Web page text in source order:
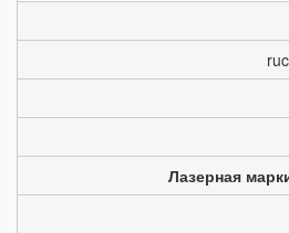
Лазерная